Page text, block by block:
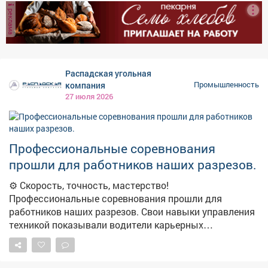
рублей. Предприятие, которое вело добычу угля в
Киселевске, с сентября прошлого года находилось в
процедуре наблюдения. В 2022–2023 годах шахта
приобрела активы обанкротившегося
"Уральская сталь" и связанное с ней "Инфинити
реклама
Распадская угольная
компания
27 июля 2026
Промышленность
Профессиональные соревнования
прошли для работников наших разрезов.
⚙️ Скорость, точность, мастерство!
Профессиональные соревнования прошли для
работников наших разрезов. Свои навыки управления
техникой показывали водители карьерных
самосвалов, машинисты экскаваторов, бульдозеров и
буровых станков. Конкурс проходил в два этапа.